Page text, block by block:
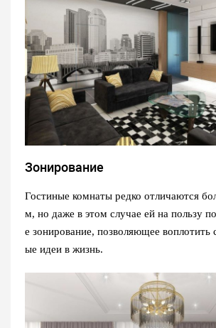
Зонирование
Гостиные комнаты редко отличаются
м, но даже в этом случае ей на пользу
е зонирование, позволяющее воплотить
ые идеи в жизнь.